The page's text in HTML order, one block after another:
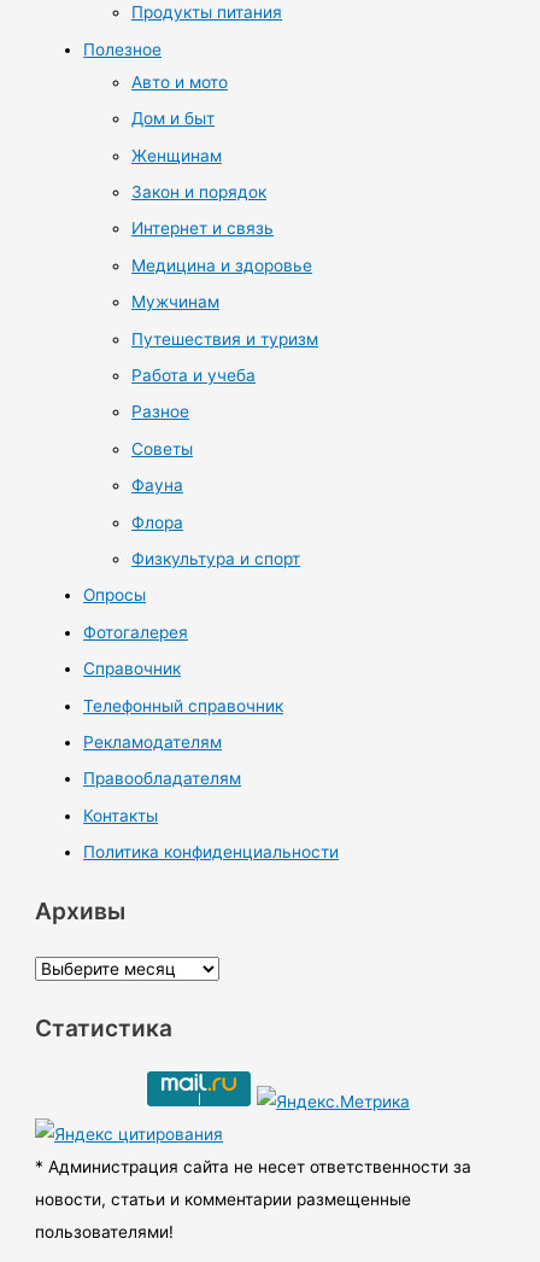
Продукты питания
Полезное
Авто и мото
Дом и быт
Женщинам
Закон и порядок
Интернет и связь
Медицина и здоровье
Мужчинам
Путешествия и туризм
Работа и учеба
Разное
Советы
Фауна
Флора
Физкультура и спорт
Опросы
Фотогалерея
Справочник
Телефонный справочник
Рекламодателям
Правообладателям
Контакты
Политика конфиденциальности
Архивы
А
х
ы
Статистика
* Администрация сайта не несет ответственности за
новости, статьи и комментарии размещенные
пользователями!